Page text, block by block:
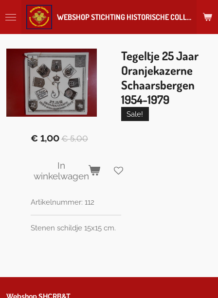
direct
hoofdinhoud
WEBSHOP STICHTING HISTORISCHE COLLECTIE REGIMENT
Tegeltje 25 Jaar
Oranjekazerne
Schaarsbergen
1954-1979
Sale!
€ 1,00 € 5,00
In
winkelwagen
Artikelnummer: 112
Stenen schildje 15x15 cm.